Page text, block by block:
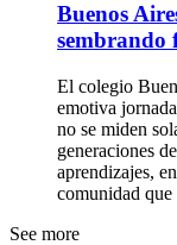
Buenos
sembrando
El colegio
emotiva
no se miden
generaciones
aprendizajes,
comunidad
See more